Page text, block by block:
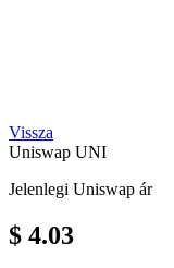
Vissza
Uniswap UNI
Jelenlegi Uniswap ár
$ 4.03